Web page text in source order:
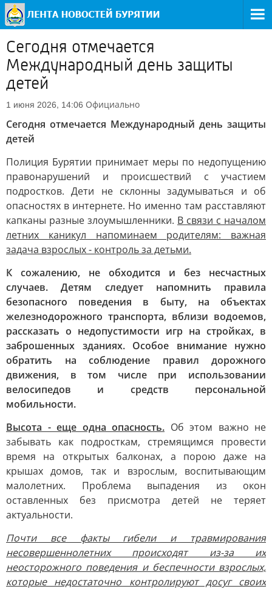
Сегодня отмечается
Международный день защиты
детей
1 июня 2026, 14:06 Официально
Сегодня отмечается Международный день защиты
детей
Полиция Бурятии принимает меры по недопущению
правонарушений и происшествий с участием
подростков. Дети не склонны задумываться и об
опасностях в интернете. Но именно там расставляют
капканы разные злоумышленники. В связи с началом
летних каникул напоминаем родителям: важная
задача взрослых - контроль за детьми.
К сожалению, не обходится и без несчастных
случаев. Детям следует напомнить правила
безопасного поведения в быту, на объектах
железнодорожного транспорта, вблизи водоемов,
рассказать о недопустимости игр на стройках, в
заброшенных зданиях. Особое внимание нужно
обратить на соблюдение правил дорожного
движения, в том числе при использовании
велосипедов и средств персональной
мобильности.
Высота - еще одна опасность. Об этом важно не
забывать как подросткам, стремящимся провести
время на открытых балконах, а порою даже на
крышах домов, так и взрослым, воспитывающим
малолетних. Проблема выпадения из окон
оставленных без присмотра детей не теряет
актуальности.
Почти все факты гибели и травмирования
несовершеннолетних происходят из-за их
неосторожного поведения и беспечности взрослых,
которые недостаточно контролируют досуг своих